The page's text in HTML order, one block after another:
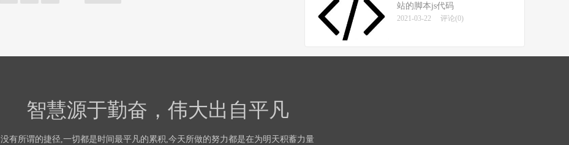
站的脚本js代码
2021-03-22 评论(0)
智慧源于勤奋，伟大出自平凡
没有所谓的捷径,一切都是时间最平凡的累积,今天所做的努力都是在为明天积蓄力量